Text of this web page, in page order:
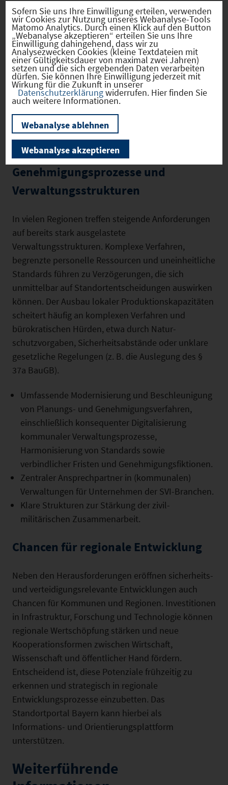
langfristige Investitionen in
Produktionskapazitäten und Standorte zu
ermöglichen.
Einführung von Ankerverträgen für Start-ups und
Scale-ups sowie Festpreisverträgen für KMUs, um
Innovationen am Standort zu fördern.
Dual-Use-Projekte wie beispielsweise das Defense
Lab in Erding müssen schneller aufgebaut werden.
Die Einbindung der Kommunen und der Industrie-
und Handelskammern als Drehscheibe zur
regionalen Wirtschaft ist essenziell.
Genehmigungsprozesse und
Verwaltungsstrukturen
In vielen Regionen treffen steigende Anforderungen
auf bereits stark ausgelastete
Verwaltungsstrukturen. Komplexe Verfahren,
begrenzte personelle Ressourcen und uneinheitliche
Standards führen zu Verzögerungen, die sich
unmittelbar auf Standortentscheidungen auswirken
können. Der Ausbau lokaler Produktionskapazitäten
scheitert häufig an komplexen Verfahren und
bürokratischen Hürden, etwa durch Natur­
schutzvorgaben, Sicherheitsabstände oder unklare
gesetzli­che Regelungen (z. B. die Auslegung des §
37a BauGB).
Umfassende Modernisierung und Beschleunigung
von Planungs- und Genehmigungsverfahren,
einschließlich konsequenter Digitalisierung
kommunaler Verwaltungs­prozesse,
Harmonisierung von Standards sowie
verbindlicher Fristen und Genehmigungsfiktionen.
Zentraler Ansprechpartner in (kommunalen)
Verwaltun­gen für Unternehmen der SVI-Branchen.
Klare Strukturen zur Stärkung der zivil-
militärischen Zusammenarbeit.
Chancen für regionale Entwicklung
Neben den Herausforderungen eröffnen sicherheits-
und verteidigungsrelevante Entwicklungen auch
Chancen für Kommunen und Regionen. Investitionen
in Infrastruktur, Forschung und Technologie können
regionale Wertschöpfung stärken und neue
Kooperationsformen zwischen Wirtschaft,
Wissenschaft und öffentlicher Hand fördern.
Entscheidend ist, diese Potenziale frühzeitig zu
erkennen und strategisch in regionale
Entwicklungsprozesse einzubetten. Das
Standortportal Bayern kann hierbei als
Informations- und Orientierungsplattform
unterstützen.
Weiterführende
Sofern Sie uns Ihre Einwilligung erteilen, verwenden
wir Cookies zur Nutzung unseres Webanalyse-Tools
Matomo Analytics. Durch einen Klick auf den Button
„Webanalyse akzeptieren“ erteilen Sie uns Ihre
Einwilligung dahingehend, dass wir zu
Analysezwecken Cookies (kleine Textdateien mit
einer Gültigkeitsdauer von maximal zwei Jahren)
setzen und die sich ergebenden Daten verarbeiten
dürfen. Sie können Ihre Einwilligung jederzeit mit
Wirkung für die Zukunft in unserer
Datenschutzerklärungwiderrufen. Hier finden Sie
auch weitere Informationen.
Webanalyse ablehnen
Webanalyse akzeptieren